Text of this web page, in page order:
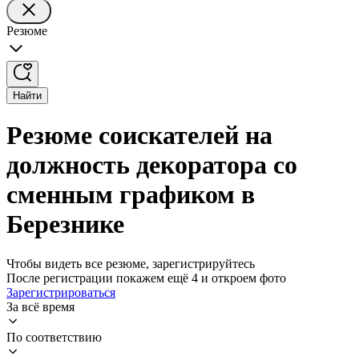
Резюме
Найти
Резюме соискателей на
должность декоратора со
сменным графиком в
Березнике
Чтобы видеть все резюме, зарегистрируйтесь
После регистрации покажем ещё 4 и откроем фото
Зарегистрироваться
За всё время
По соответствию